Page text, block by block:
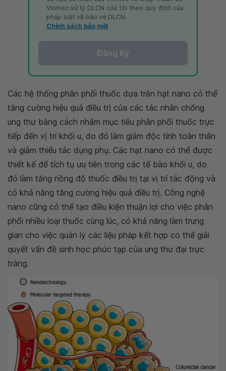
Vinmec xử lý DLCN của tôi theo quy định của
pháp luật về bảo vệ DLCN.
Chính sách bảo mật
Đăng Ký
Các hệ thống phân phối thuốc dựa trên hạt nano có thể
tăng cường hiệu quả điều trị của các tác nhân chống
ung thư bằng cách nhắm mục tiêu phân phối thuốc trực
tiếp đến vị trí khối u, do đó làm giảm độc tính toàn thân
và giảm thiểu tác dụng phụ. Các hạt nano có thể được
thiết kế để tích tụ ưu tiên trong các tế bào khối u, do
đó làm tăng nồng độ thuốc điều trị tại vị trí tác động và
có khả năng tăng cường hiệu quả điều trị. Công nghệ
nano cũng có thể tạo điều kiện thuận lợi cho việc phân
phối nhiều loại thuốc cùng lúc, có khả năng làm trung
gian cho việc quản lý các liệu pháp kết hợp có thể giải
quyết vấn đề sinh học phức tạp của ung thư đại trực
tràng.